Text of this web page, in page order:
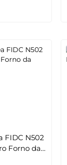
FIDC N502
Forno da